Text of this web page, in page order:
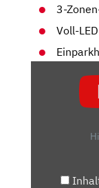
3-
Voll-
FAHRSPASS I